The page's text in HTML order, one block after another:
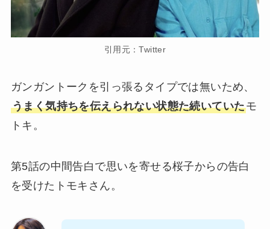
引用元：Twitter
ガンガントークを引っ張るタイプでは無いため、
うまく気持ちを伝えられない状態た続いていたモ
トキ。
第5話の中間告白で思いを寄せる桜子からの告白
を受けたトモキさん。